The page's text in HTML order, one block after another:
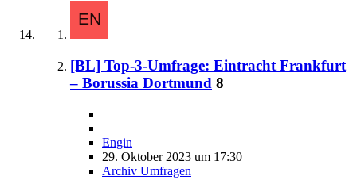
[BL] Top-3-Umfrage: Eintracht Frankfurt
– Borussia Dortmund 8
Engin
29. Oktober 2023 um 17:30
Archiv Umfragen